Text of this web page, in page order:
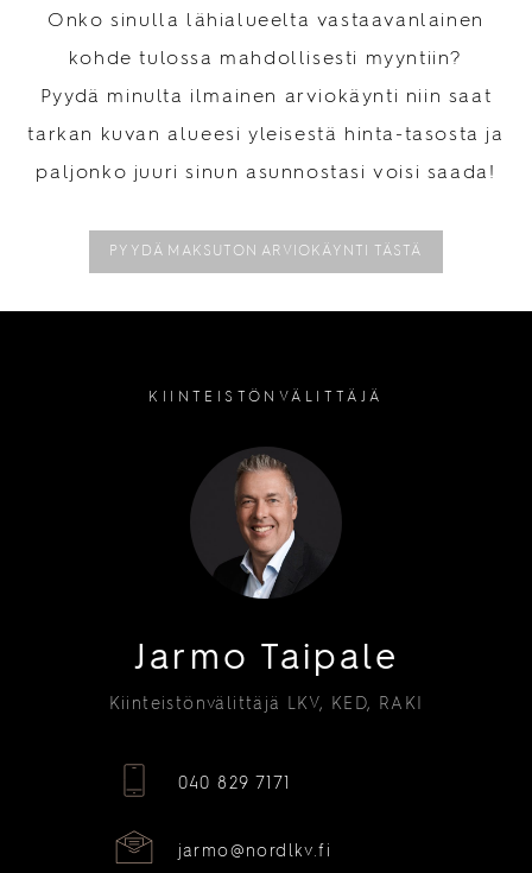
Onko sinulla lähialueelta vastaavanlainen
kohde tulossa mahdollisesti myyntiin?
Pyydä minulta ilmainen arviokäynti niin saat
tarkan kuvan alueesi yleisestä hinta-tasosta ja
paljonko juuri sinun asunnostasi voisi saada!
PYYDÄ MAKSUTON ARVIOKÄYNTI TÄSTÄ
KIINTEISTÖNVÄLITTÄJÄ
Jarmo Taipale
Kiinteistönvälittäjä LKV, KED, RAKI
040 829 7171
jarmo@nordlkv.fi